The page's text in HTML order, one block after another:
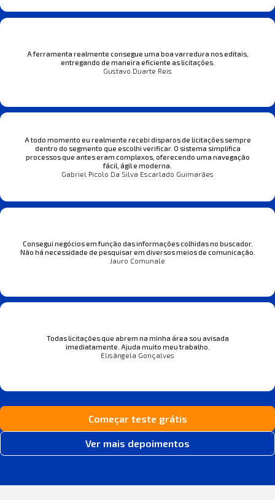
A ferramenta realmente consegue uma boa varredura nos editais,
entregando de maneira eficiente as licitações.
Gustavo Duarte Reis
A todo momento eu realmente recebi disparos de licitações sempre
dentro do segmento que escolhi verificar. O sistema simplifica
processos que antes eram complexos, oferecendo uma navegação
fácil, ágil e moderna.
Gabriel Picolo Da Silva Escarlado Guimarães
Consegui negócios em função das informações colhidas no buscador.
Não há necessidade de pesquisar em diversos meios de comunicação.
Jauro Comunale
Todas licitações que abrem na minha área sou avisada
imediatamente. Ajuda muito meu trabalho.
Elisângela Gonçalves
Começar teste grátis
Ver mais depoimentos